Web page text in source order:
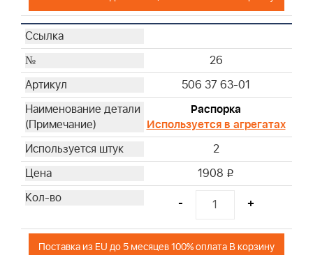
26
506 37 63-01
Распорка
Используется в агрегатах
2
1908 i
- +
Поставка из EU до 5 месяцев 100% оплата В корзину